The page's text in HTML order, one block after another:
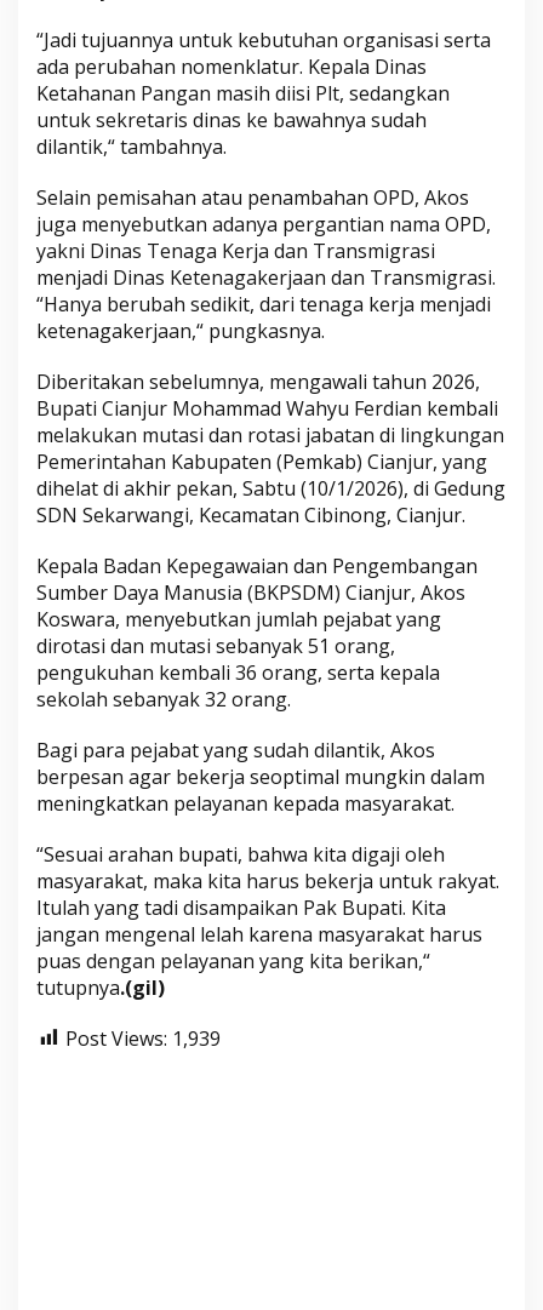
“Jadi tujuannya untuk kebutuhan organisasi serta
ada perubahan nomenklatur. Kepala Dinas
Ketahanan Pangan masih diisi Plt, sedangkan
untuk sekretaris dinas ke bawahnya sudah
dilantik,“ tambahnya.
Selain pemisahan atau penambahan OPD, Akos
juga menyebutkan adanya pergantian nama OPD,
yakni Dinas Tenaga Kerja dan Transmigrasi
menjadi Dinas Ketenagakerjaan dan Transmigrasi.
“Hanya berubah sedikit, dari tenaga kerja menjadi
ketenagakerjaan,“ pungkasnya.
Diberitakan sebelumnya, mengawali tahun 2026,
Bupati Cianjur Mohammad Wahyu Ferdian kembali
melakukan mutasi dan rotasi jabatan di lingkungan
Pemerintahan Kabupaten (Pemkab) Cianjur, yang
dihelat di akhir pekan, Sabtu (10/1/2026), di Gedung
SDN Sekarwangi, Kecamatan Cibinong, Cianjur.
Kepala Badan Kepegawaian dan Pengembangan
Sumber Daya Manusia (BKPSDM) Cianjur, Akos
Koswara, menyebutkan jumlah pejabat yang
dirotasi dan mutasi sebanyak 51 orang,
pengukuhan kembali 36 orang, serta kepala
sekolah sebanyak 32 orang.
Bagi para pejabat yang sudah dilantik, Akos
berpesan agar bekerja seoptimal mungkin dalam
meningkatkan pelayanan kepada masyarakat.
“Sesuai arahan bupati, bahwa kita digaji oleh
masyarakat, maka kita harus bekerja untuk rakyat.
Itulah yang tadi disampaikan Pak Bupati. Kita
jangan mengenal lelah karena masyarakat harus
puas dengan pelayanan yang kita berikan,“
tutupnya.(gil)
Post Views: 1,939